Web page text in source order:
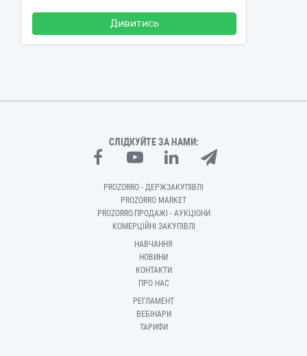
Дивитись
СЛІДКУЙТЕ ЗА НАМИ:
PROZORRO - ДЕРЖЗАКУПІВЛІ
PROZORRO MARKET
PROZORRO.ПРОДАЖІ - АУКЦІОНИ
КОМЕРЦІЙНІ ЗАКУПІВЛІ
НАВЧАННЯ
НОВИНИ
КОНТАКТИ
ПРО НАС
РЕГЛАМЕНТ
ВЕБІНАРИ
ТАРИФИ